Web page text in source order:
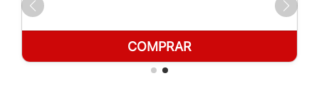
COMPRAR